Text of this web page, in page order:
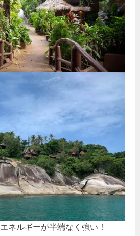
ネルギーが半端なく強い！